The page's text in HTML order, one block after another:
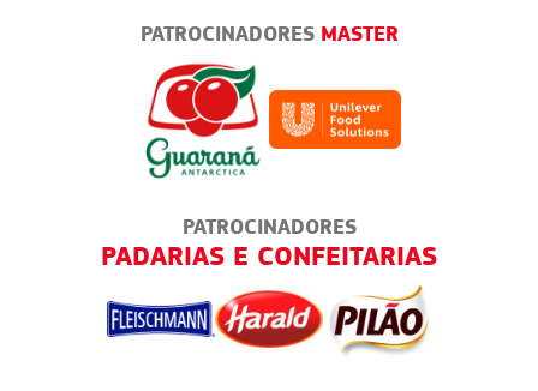
PATROCINADORES MASTER
PATROCINADORES
PADARIAS E CONFEITARIAS